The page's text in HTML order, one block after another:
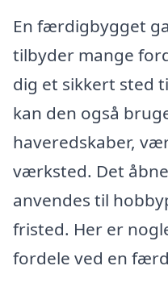
En færdigbygget
tilbyder mange
dig et sikkert sted
kan den også
haveredskaber,
værksted. Det
anvendes til
fristed. Her er
fordele ved en